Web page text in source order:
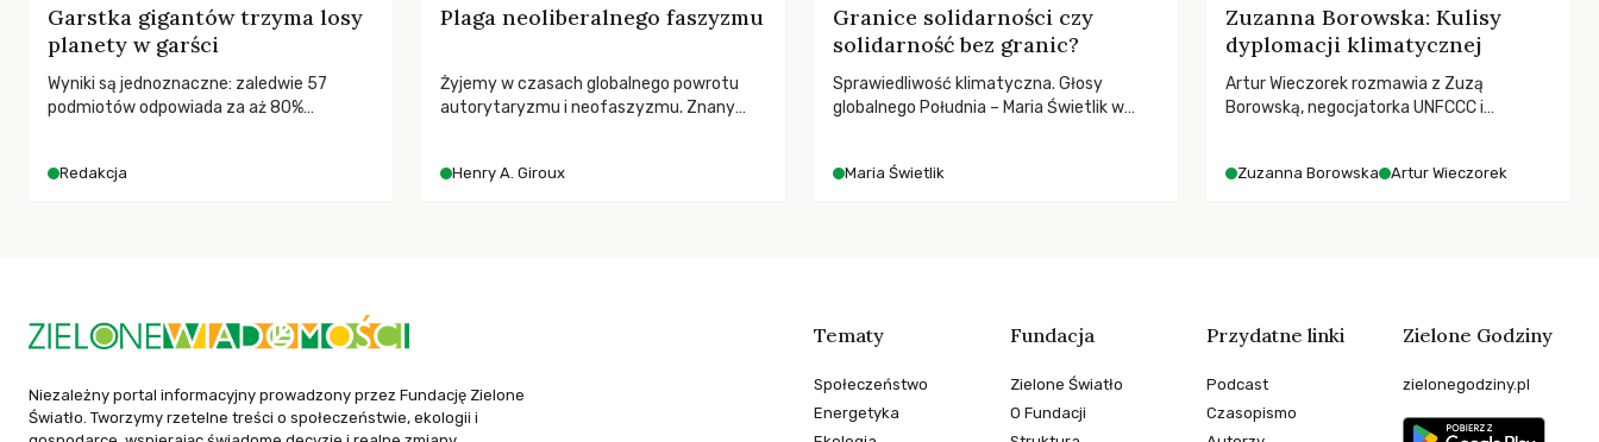
Garstka gigantów trzyma losy
planety w garści
Wyniki są jednoznaczne: zaledwie 57
podmiotów odpowiada za aż 80%
Redakcja
Plaga neoliberalnego faszyzmu
Żyjemy w czasach globalnego powrotu
autorytaryzmu i neofaszyzmu. Znany
społeczeństwo. Czy współczesne
Henry A. Giroux
Granice solidarności czy
solidarność bez granic?
Sprawiedliwość klimatyczna. Głosy
globalnego Południa – Maria Świetlik w
Maria Świetlik
Zuzanna Borowska: Kulisy
dyplomacji klimatycznej
Artur Wieczorek rozmawia z Zuzą
Borowską, negocjatorka UNFCCC i
ruchach klimatycznych
Zuzanna Borowska Artur Wieczorek
Niezależny portal informacyjny prowadzony przez Fundację Zielone
Światło. Tworzymy rzetelne treści o społeczeństwie, ekologii i
Tematy
Społeczeństwo
Energetyka
Fundacja
Zielone Światło
O Fundacji
Przydatne linki
Podcast
Czasopismo
Zielone Godziny
zielonegodziny.pl